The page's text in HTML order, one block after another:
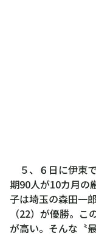
５、６日に伊東
期90人が10カ月の
子は埼玉の森田一
（22）が優勝。
が高い。そんな〝